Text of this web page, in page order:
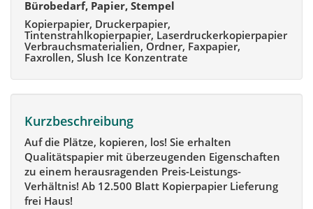
Bürobedarf, Papier, Stempel
Kopierpapier, Druckerpapier,
Tintenstrahlkopierpapier, Laserdruckerkopierpapier
Verbrauchsmaterialien, Ordner, Faxpapier,
Faxrollen, Slush Ice Konzentrate
Kurzbeschreibung
Auf die Plätze, kopieren, los! Sie erhalten
Qualitätspapier mit überzeugenden Eigenschaften
zu einem herausragenden Preis-Leistungs-
Verhältnis! Ab 12.500 Blatt Kopierpapier Lieferung
frei Haus!